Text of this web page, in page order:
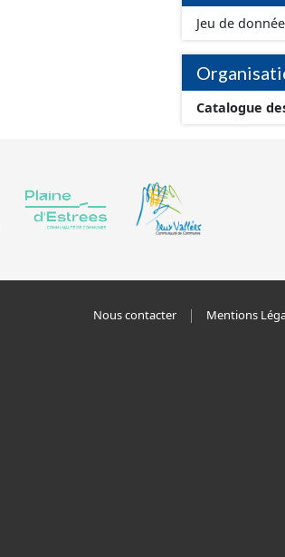
Jeu de
Catalogue
Nous contacter Mentions